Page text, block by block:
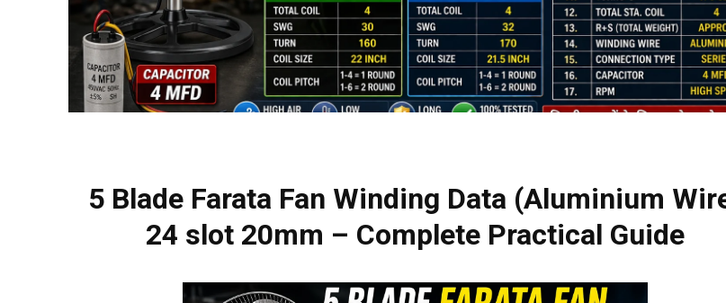
5 Blade Farata Fan Winding Data (Aluminium
24 slot 20mm – Complete Practical Guide